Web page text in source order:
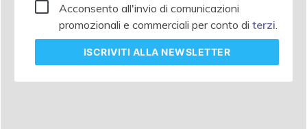
Acconsento all'invio di comunicazioni
promozionali e commerciali per conto di terzi
ISCRIVITI ALLA NEWSLETTER